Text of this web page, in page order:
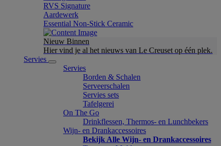
RVS Signature
Aardewerk
Essential Non-Stick Ceramic
Nieuw Binnen
Hier vind je al het nieuws van Le Creuset op één plek.
Servies
Servies
Borden & Schalen
Serveerschalen
Servies sets
Tafelgerei
On The Go
Drinkflessen, Thermos- en Lunchbekers
Wijn- en Drankaccessoires
Bekijk Alle Wijn- en Drankaccessoires